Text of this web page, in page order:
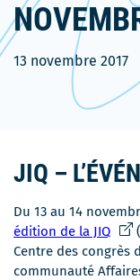
13 novembre 2017
JIQ –
Du 13 au 14
édition de la JIQCe
lien
Centre des congrès
communauté